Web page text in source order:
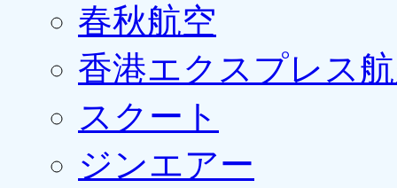
春秋航空
香港エクスプレス
スクート
ジンエアー